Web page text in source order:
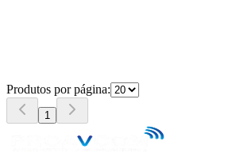
Produtos por página:
1